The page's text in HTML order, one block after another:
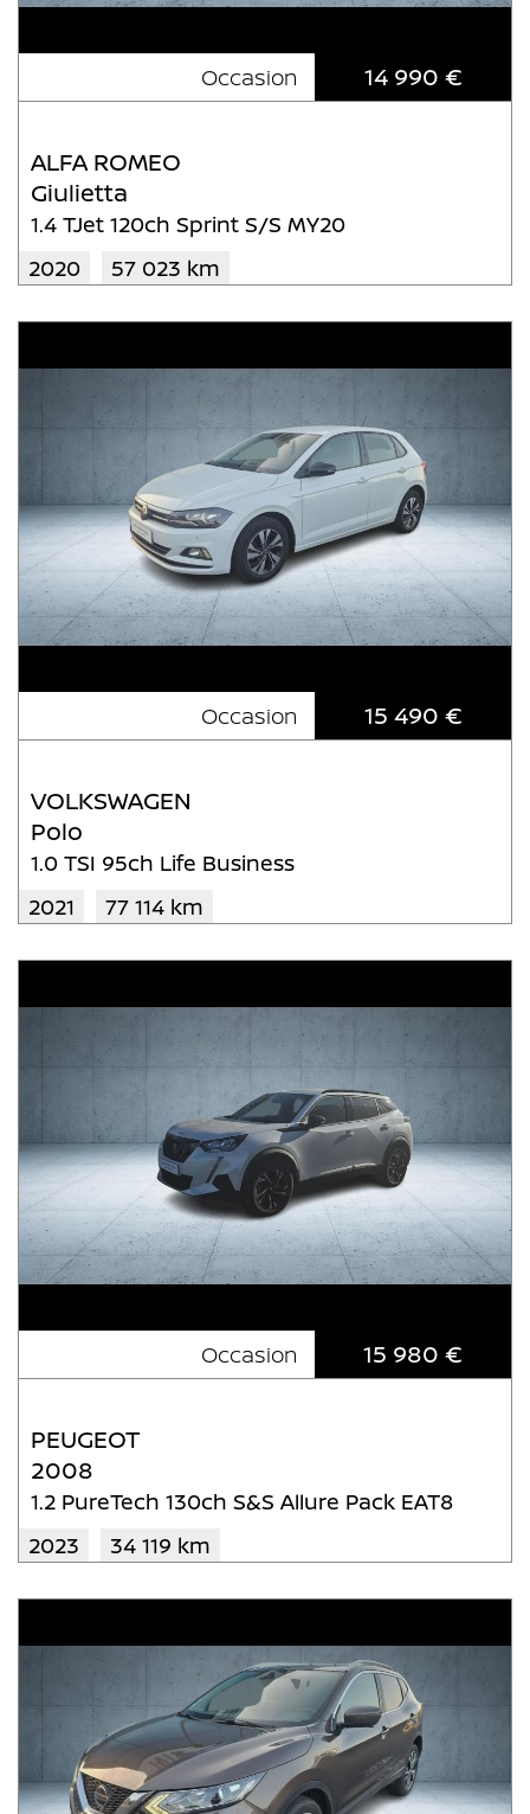
Occasion 14 990 €
ALFA ROMEO
Giulietta
1.4 TJet 120ch Sprint S/S MY20
2020
57 023 km
Occasion 15 490 €
VOLKSWAGEN
Polo
1.0 TSI 95ch Life Business
2021
77 114 km
Occasion 15 980 €
PEUGEOT
2008
1.2 PureTech 130ch S&S Allure Pack EAT8
2023
34 119 km